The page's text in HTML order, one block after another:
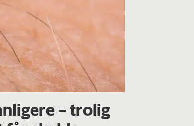
– trolig